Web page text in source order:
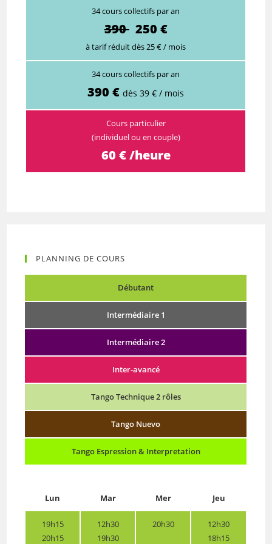
34 cours collectifs par an
390250 €
à tarif réduit dès 25 € / mois
34 cours collectifs par an
390 €dès 39 € / mois
Cours particulier
(individuel ou en couple)
60 € /heure
PLANNING DE COURS
Débutant
Intermédiaire 1
Intermédiaire 2
Inter-avancé
Tango Technique 2 rôles
Tango Nuevo
Tango Espression & Interpretation
Lun Mar Mer Jeu
19h15
20h15
12h30
19h30
20h30
12h30
18h15